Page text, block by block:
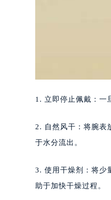
1. 立即停止佩戴：一
2. 自然风干：将腕表
于水分流出。
3. 使用干燥剂：将少
助于加快干燥过程。